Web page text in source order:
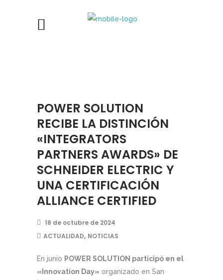
POWER SOLUTION
RECIBE LA DISTINCIÓN
«INTEGRATORS
PARTNERS AWARDS» DE
SCHNEIDER ELECTRIC Y
UNA CERTIFICACIÓN
ALLIANCE CERTIFIED
18 de octubre de 2024
ACTUALIDAD, NOTICIAS
En junio POWER SOLUTION participó en el
«Innovation Day» organizado en San